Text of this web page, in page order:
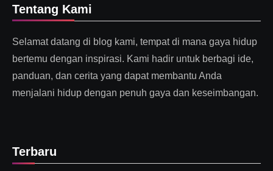
Tentang Kami
Selamat datang di blog kami, tempat di mana gaya hidup
bertemu dengan inspirasi. Kami hadir untuk berbagi ide,
panduan, dan cerita yang dapat membantu Anda
menjalani hidup dengan penuh gaya dan keseimbangan.
Terbaru